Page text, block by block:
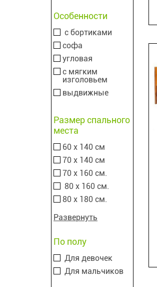
Особенности
с бортиками
софа
угловая
с мягким
изголовьем
выдвижные
Размер спального
места
60 х 140 см
70 х 140 см
70 х 160 см.
80 х 160 см.
80 х 180 см.
Развернуть
По полу
Для девочек
Для мальчиков